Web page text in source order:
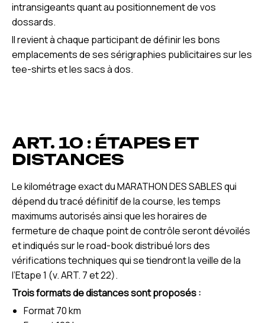
intransigeants quant au positionnement de vos
dossards.
Il revient à chaque participant de définir les bons
emplacements de ses sérigraphies publicitaires sur les
tee-shirts et les sacs à dos.
ART. 10 : ÉTAPES ET
DISTANCES
Le kilométrage exact du MARATHON DES SABLES qui
dépend du tracé définitif de la course, les temps
maximums autorisés ainsi que les horaires de
fermeture de chaque point de contrôle seront dévoilés
et indiqués sur le road-book distribué lors des
vérifications techniques qui se tiendront la veille de la
l’Etape 1 (v. ART. 7 et 22).
Trois formats de distances sont proposés :
Format 70 km